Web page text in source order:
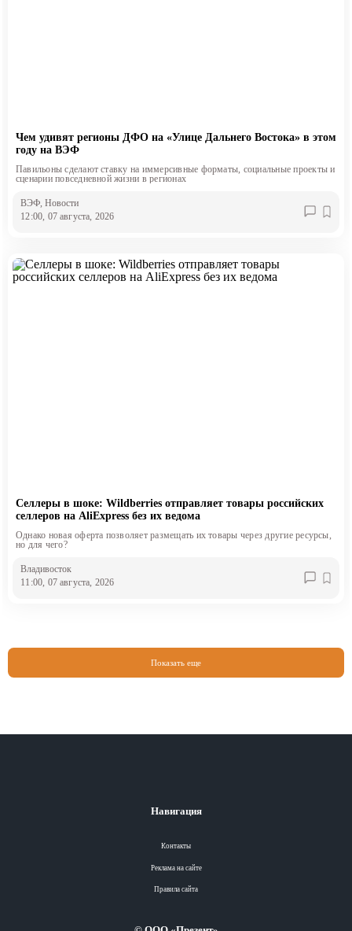
Чем удивят регионы ДФО на «Улице Дальнего Востока» в этом
году на ВЭФ
Павильоны сделают ставку на иммерсивные форматы, социальные проекты и
сценарии повседневной жизни в регионах
ВЭФ, Новости
12:00, 07 августа, 2026
Селлеры в шоке: Wildberries отправляет товары российских
селлеров на AliExpress без их ведома
Однако новая оферта позволяет размещать их товары через другие ресурсы,
но для чего?
Владивосток
11:00, 07 августа, 2026
Показать еще
Навигация
Контакты
Реклама на сайте
Правила сайта